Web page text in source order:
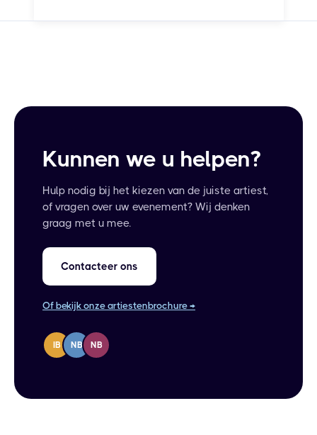
Kunnen we u helpen?
Hulp nodig bij het kiezen van de juiste artiest,
of vragen over uw evenement? Wij denken
graag met u mee.
Contacteer ons
Of bekijk onze artiestenbrochure →
IB NB NB